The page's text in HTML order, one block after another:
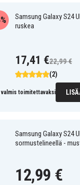
Samsung Galaxy S24
ruskea
(2)
17,41 €22,99 €
toimitettavaksi
Samsung Galaxy S24
sormustelineellä -
12,99 €